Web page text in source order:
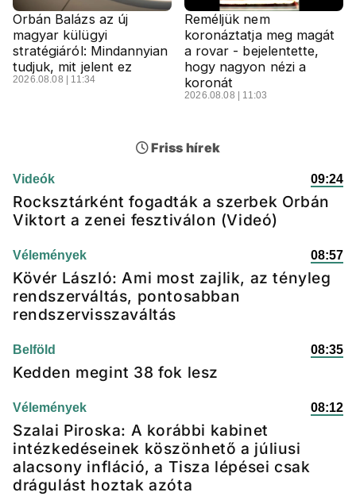
Orbán Balázs az új
magyar külügyi
stratégiáról: Mindannyian
tudjuk, mit jelent ez
2026.08.08 | 11:34
Reméljük nem
koronáztatja meg magát
a rovar - bejelentette,
hogy nagyon nézi a
koronát
2026.08.08 | 11:03
Friss hírek
Videók 09:24
Rocksztárként fogadták a szerbek Orbán
Viktort a zenei fesztiválon (Videó)
Vélemények 08:57
Kövér László: Ami most zajlik, az tényleg
rendszerváltás, pontosabban
rendszervisszaváltás
Belföld 08:35
Kedden megint 38 fok lesz
Vélemények 08:12
Szalai Piroska: A korábbi kabinet
intézkedéseinek köszönhető a júliusi
alacsony infláció, a Tisza lépései csak
drágulást hoztak azóta